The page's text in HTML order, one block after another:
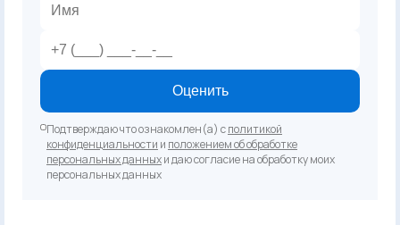
Оценить
Подтверждаю что ознакомлен(а) сполитикой
конфиденциальности и положением об обработке
персональных данныхи даю согласие на обработку моих
персональных данных